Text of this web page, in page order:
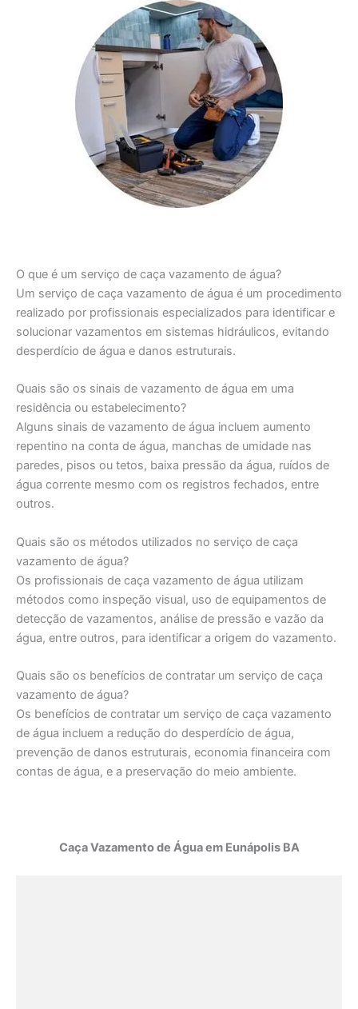
O que é um serviço de caça vazamento de água?
Um serviço de caça vazamento de água é um procedimento
realizado por profissionais especializados para identificar e
solucionar vazamentos em sistemas hidráulicos, evitando
desperdício de água e danos estruturais.
Quais são os sinais de vazamento de água em uma
residência ou estabelecimento?
Alguns sinais de vazamento de água incluem aumento
repentino na conta de água, manchas de umidade nas
paredes, pisos ou tetos, baixa pressão da água, ruídos de
água corrente mesmo com os registros fechados, entre
outros.
Quais são os métodos utilizados no serviço de caça
vazamento de água?
Os profissionais de caça vazamento de água utilizam
métodos como inspeção visual, uso de equipamentos de
detecção de vazamentos, análise de pressão e vazão da
água, entre outros, para identificar a origem do vazamento.
Quais são os benefícios de contratar um serviço de caça
vazamento de água?
Os benefícios de contratar um serviço de caça vazamento
de água incluem a redução do desperdício de água,
prevenção de danos estruturais, economia financeira com
contas de água, e a preservação do meio ambiente.
Caça Vazamento de Água em Eunápolis BA